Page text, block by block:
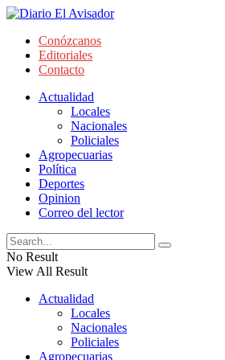
Conózcanos
Editoriales
Contacto
Actualidad
Locales
Nacionales
Policiales
Agropecuarias
Política
Deportes
Opinion
Correo del lector
No Result
View All Result
Actualidad
Locales
Nacionales
Policiales
Agropecuarias